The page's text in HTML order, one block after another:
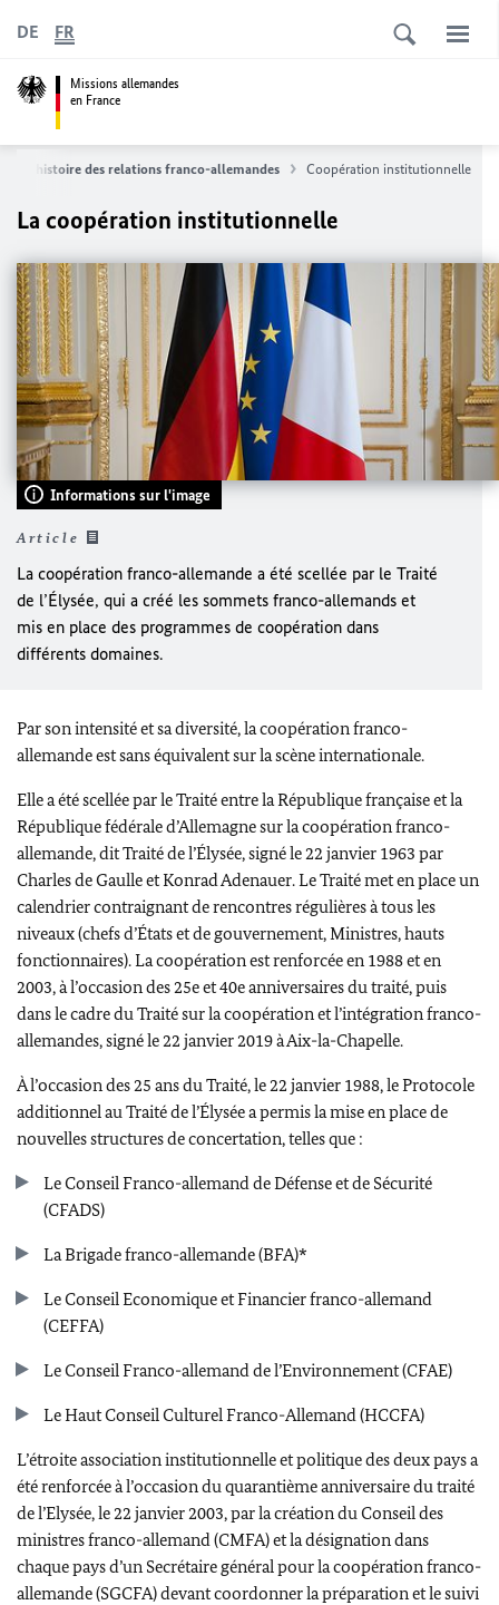
Missions allemandes
en France
DE FR
L'histoire des relations franco-allemandes Coopération institutionnelle
La coopération institutionnelle
Informations sur l'image
Article
La coopération franco-allemande a été scellée par le Traité
de l’Élysée, qui a créé les sommets franco-allemands et
mis en place des programmes de coopération dans
différents domaines.
Par son intensité et sa diversité, la coopération franco-
allemande est sans équivalent sur la scène internationale.
Elle a été scellée par le Traité entre la République française et la
République fédérale d’Allemagne sur la coopération franco-
allemande, dit Traité de l’Élysée, signé le 22 janvier 1963 par
Charles de Gaulle etKonrad Adenauer. Le Traité met en place un
calendrier contraignant de rencontres régulières à tous les
niveaux (chefs d’États et de gouvernement, Ministres, hauts
fonctionnaires). La coopération est renforcée en 1988 et en
2003, à l’occasion des 25e et 40e anniversaires du traité, puis
dans le cadre du Traité sur la coopération et l’intégration franco-
allemandes, signé le 22 janvier 2019 à Aix-la-Chapelle.
À l’occasion des 25 ans du Traité, le 22 janvier 1988, le Protocole
additionnel au Traité de l’Élysée a permis la mise en place de
nouvelles structures de concertation, telles que :
Le Conseil Franco-allemand de Défense et de Sécurité
(CFADS)
La Brigade franco-allemande (BFA)*
Le Conseil Economique et Financier franco-allemand
(CEFFA)
Le Conseil Franco-allemand de l’Environnement (CFAE)
Le Haut Conseil Culturel Franco-Allemand (HCCFA)
L’étroite association institutionnelle et politique des deux pays a
été renforcée à l’occasion du quarantième anniversaire du traité
de l’Elysée, le 22 janvier 2003, par la création du Conseil des
ministres franco-allemand (CMFA) et la désignation dans
chaque pays d’un Secrétaire général pour la coopération franco-
allemande (SGCFA) devant coordonner la préparation et le suivi